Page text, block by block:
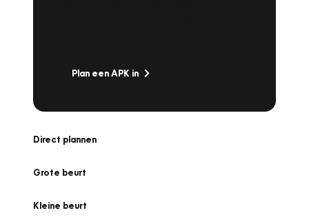
Plan een APK in
Direct plannen
Grote beurt
Kleine beurt